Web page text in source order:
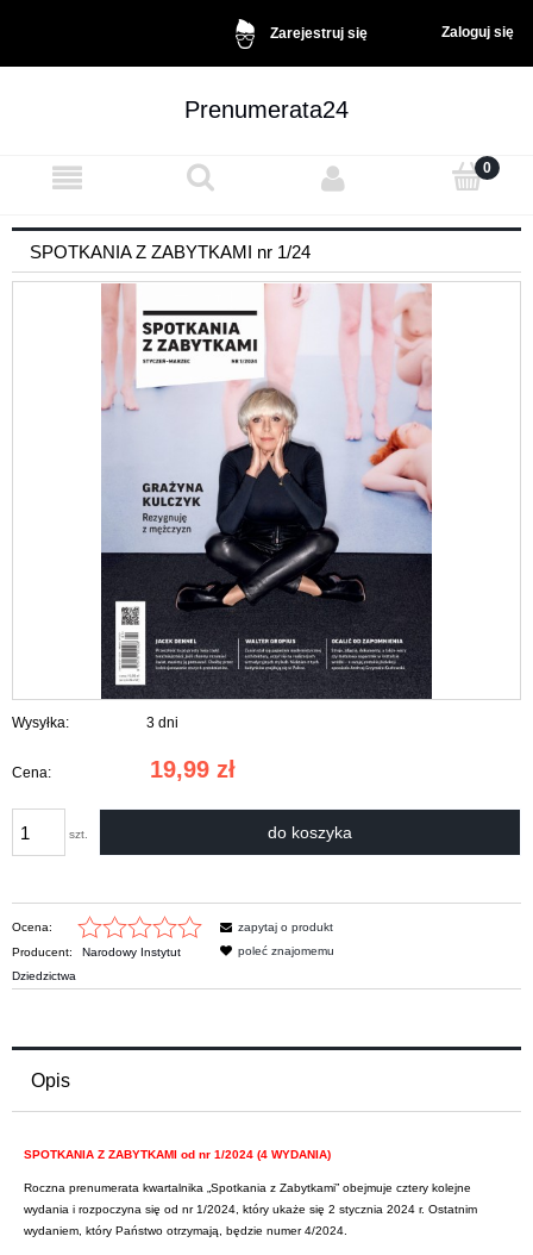
Zarejestruj się Zaloguj się
Prenumerata24
SPOTKANIA Z ZABYTKAMI nr 1/24
Wysyłka: 3 dni
Cena: 19,99 zł
szt. do koszyka
Ocena:
Producent:
Narodowy Instytut
Dziedzictwa
zapytaj o produkt
poleć znajomemu
Opis
SPOTKANIA Z ZABYTKAMI od nr 1/2024 (4 WYDANIA)
Roczna prenumerata kwartalnika „Spotkania z Zabytkami” obejmuje cztery kolejne
wydania i rozpoczyna się od nr 1/2024, który ukaże się 2 stycznia 2024 r. Ostatnim
wydaniem, który Państwo otrzymają, będzie numer 4/2024.